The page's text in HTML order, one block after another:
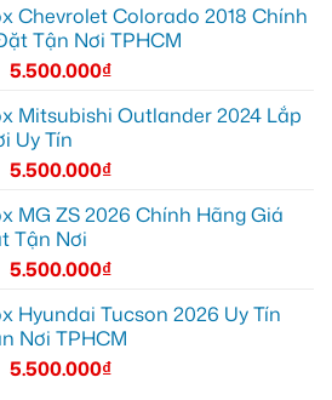
Chevrolet Colorado 2018 Chính
Tận Nơi TPHCM
5.500.000₫
Mitsubishi Outlander 2024 Lắp
Uy Tín
5.500.000₫
MG ZS 2026 Chính Hãng Giá
Tận Nơi
5.500.000₫
Hyundai Tucson 2026 Uy Tín
Nơi TPHCM
5.500.000₫